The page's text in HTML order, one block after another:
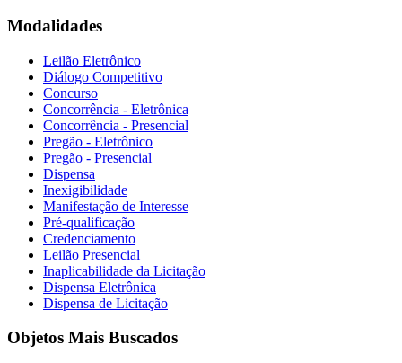
Modalidades
Leilão Eletrônico
Diálogo Competitivo
Concurso
Concorrência - Eletrônica
Concorrência - Presencial
Pregão - Eletrônico
Pregão - Presencial
Dispensa
Inexigibilidade
Manifestação de Interesse
Pré-qualificação
Credenciamento
Leilão Presencial
Inaplicabilidade da Licitação
Dispensa Eletrônica
Dispensa de Licitação
Objetos Mais Buscados